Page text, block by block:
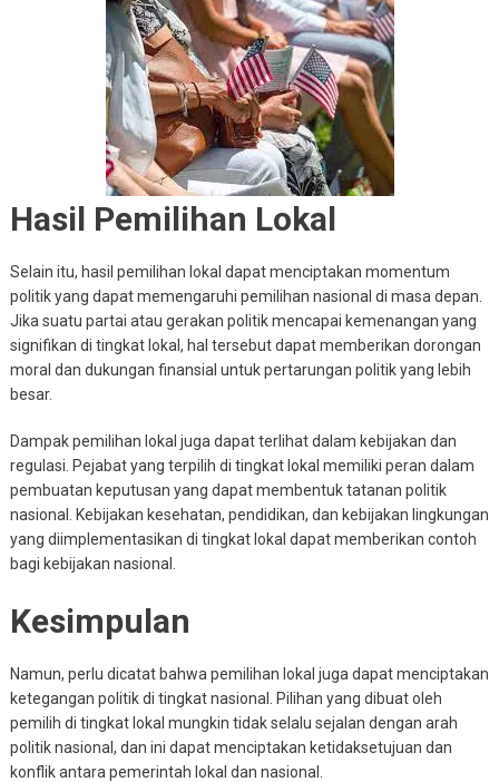
Hasil Pemilihan Lokal
Selain itu, hasil pemilihan lokal dapat menciptakan momentum
politik yang dapat memengaruhi pemilihan nasional di masa depan.
Jika suatu partai atau gerakan politik mencapai kemenangan yang
signifikan di tingkat lokal, hal tersebut dapat memberikan dorongan
moral dan dukungan finansial untuk pertarungan politik yang lebih
besar.
Dampak pemilihan lokal juga dapat terlihat dalam kebijakan dan
regulasi. Pejabat yang terpilih di tingkat lokal memiliki peran dalam
pembuatan keputusan yang dapat membentuk tatanan politik
nasional. Kebijakan kesehatan, pendidikan, dan kebijakan lingkungan
yang diimplementasikan di tingkat lokal dapat memberikan contoh
bagi kebijakan nasional.
Kesimpulan
Namun, perlu dicatat bahwa pemilihan lokal juga dapat menciptakan
ketegangan politik di tingkat nasional. Pilihan yang dibuat oleh
pemilih di tingkat lokal mungkin tidak selalu sejalan dengan arah
politik nasional, dan ini dapat menciptakan ketidaksetujuan dan
konflik antara pemerintah lokal dan nasional.